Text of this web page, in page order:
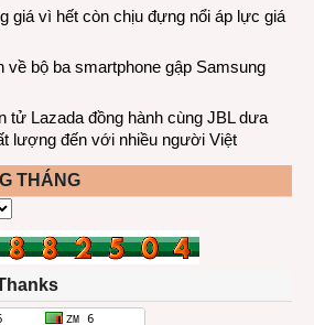
giá vì hết còn chịu đựng nổi áp lực giá
về bộ ba smartphone gập Samsung
tử Lazada đồng hành cùng JBL dưa
lượng đến với nhiều người Việt
THÁNG